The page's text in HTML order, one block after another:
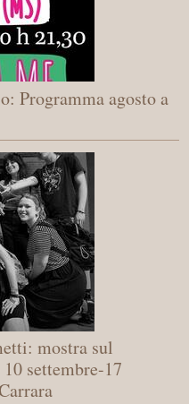
Programma agosto a
mostra sul
settembre-17